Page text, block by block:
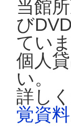
当館
び
ていま
個人
い。
詳し
覚資